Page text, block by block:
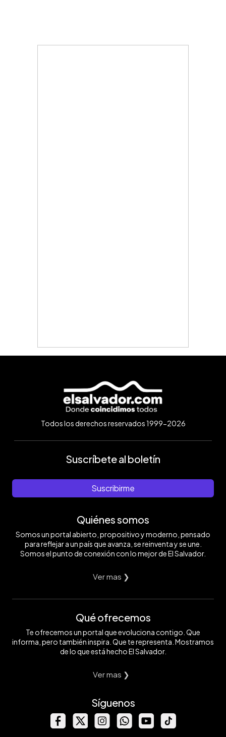
Todos los derechos reservados 1999-2026
Suscríbete al boletín
Suscribirme
Quiénes somos
Somos un portal abierto, propositivo y moderno, pensado
para reflejar a un país que avanza, se reinventa y se une.
Somos el punto de conexión con lo mejor de El Salvador.
Ver mas ❯
Qué ofrecemos
Te ofrecemos un portal que evoluciona contigo. Que
informa, pero también inspira. Que te representa. Mostramos
de lo que está hecho El Salvador.
Ver mas ❯
Síguenos